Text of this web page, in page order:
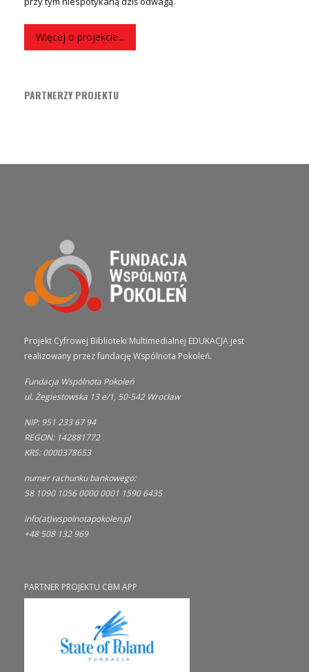
Więcej o projekcie...
PARTNERZY PROJEKTU
Projekt Cyfrowej Biblioteki Multimedialnej EDUKACJA jest
realizowany przez fundację Wspólnota Pokoleń.
Fundacja Wspólnota Pokoleń
ul. Żegiestowska 13 e/1, 50-542 Wrocław
NIP: 951 233 67 94
REGON: 142881772
KRS: 0000378653
numer rachunku bankowego:
58 1090 1056 0000 0001 1590 6435
info(at)wspolnotapokolen.pl
+48 508 132 969
PARTNER PROJEKTU CBM APP